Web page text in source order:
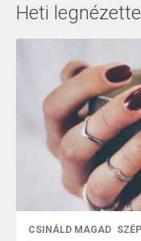
Heti
CSINÁLD MAGAD